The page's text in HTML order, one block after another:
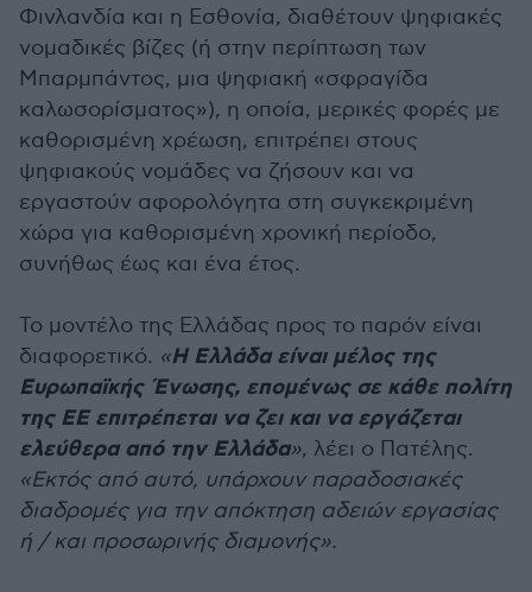
Φινλανδία και η Εσθονία, διαθέτουν ψηφιακές
νομαδικές βίζες (ή στην περίπτωση των
Μπαρμπάντος, μια ψηφιακή «σφραγίδα
καλωσορίσματος»), η οποία, μερικές φορές με
καθορισμένη χρέωση, επιτρέπει στους
ψηφιακούς νομάδες να ζήσουν και να
εργαστούν αφορολόγητα στη συγκεκριμένη
χώρα για καθορισμένη χρονική περίοδο,
συνήθως έως και ένα έτος.
Το μοντέλο της Ελλάδας προς το παρόν είναι
διαφορετικό. «Η Ελλάδα είναι μέλος της
Ευρωπαϊκής Ένωσης, επομένως σε κάθε πολίτη
της ΕΕ επιτρέπεται να ζει και να εργάζεται
ελεύθερα από την Ελλάδα», λέει ο Πατέλης.
«Εκτός από αυτό, υπάρχουν παραδοσιακές
διαδρομές για την απόκτηση αδειών εργασίας
ή / και προσωρινής διαμονής».